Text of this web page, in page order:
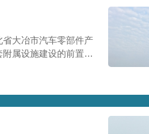
大冶市汽车零部件产
属设施建设的前置基
力偏低。汽车零部件